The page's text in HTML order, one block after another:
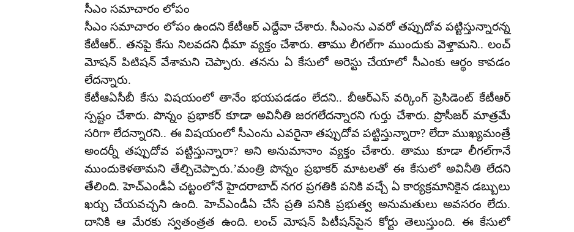
సీఎం సమాచారం లోపం
సీఎం సమాచారం లోపం ఉందని కేటీఆర్‌ ఎద్దేవా చేశారు. సీఎంను ఎవరో తప్పుదోవ పట్టిస్తున్నారన్న
కేటీఆర్.. తనపై కేసు నిలవదని ధీమా వ్యక్తం చేశారు. తాము లీగల్‌గా ముందుకు వెళ్తామని.. లంచ్‌
మోషన్‌ పిటిషన్‌ వేశామని చెప్పారు. తనను ఏ కేసులో అరెస్టు చేయాలో సీఎంకు ఆర్థం కావడం
లేదన్నారు.
కేటీఆఏసీబీ కేసు విషయంలో తానేం భయపడడం లేదని.. బీఆర్ఎస్ వర్కింగ్ ప్రెసిడెంట్ కేటీఆర్
స్పష్టం చేశారు. పొన్నం ప్రభాకర్ కూడా అవినీతి జరగలేదన్నారని గుర్తు చేశారు. ప్రొసీజర్ మాత్రమే
సరిగా లేదన్నారని.. ఈ విషయంలో సీఎంను ఎవరైనా తప్పుదోవ పట్టిస్తున్నారా? లేదా ముఖ్యమంత్రే
అందర్నీ తప్పుదోవ పట్టిస్తున్నారా? అని అనుమానాం వ్యక్తం చేశారు. తాము కూడా లీగల్‌గానే
ముందుకెళతామని తేల్చిచెప్పారు.’మంత్రి పొన్నం ప్రభాకర్ మాటలతో ఈ కేసులో అవినీతి లేదని
తేలింది. హెచ్ఎండీఏ చట్టంలోనే హైదరాబాద్ నగర ప్రగతికి పనికి వచ్చే ఏ కార్యక్రమానికైన డబ్బులు
ఖర్చు చేయవచ్చని ఉంది. హెచ్ఎండీఏ చేసే ప్రతి పనికి ప్రభుత్వ అనుమతులు అవసరం లేదు.
దానికి ఆ మేరకు స్వతంత్రత ఉంది. లంచ్ మోషన్ పిటీషన్‌పైన కోర్టు తెలుస్తుంది. ఈ కేసులో